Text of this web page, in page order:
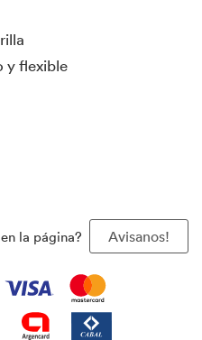
y flexible
la página? Avisanos!